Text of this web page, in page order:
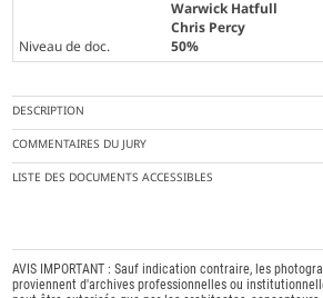
Warwick Hatfull
Chris Percy
Niveau de doc.
50%
DESCRIPTION
COMMENTAIRES DU JURY
LISTE DES DOCUMENTS ACCESSIBLES
AVIS IMPORTANT : Sauf indication contraire, les
proviennent d'archives professionnelles ou